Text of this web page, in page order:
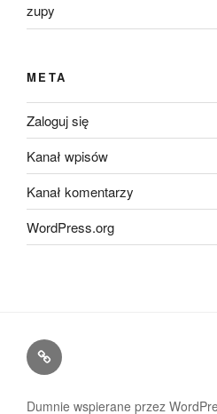
zupy
META
Zaloguj się
Kanał wpisów
Kanał komentarzy
WordPress.org
Kontakt
Dumnie wspierane przez